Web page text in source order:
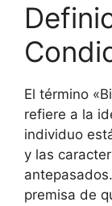
El término
refiere a la
individuo
y las
premisa de